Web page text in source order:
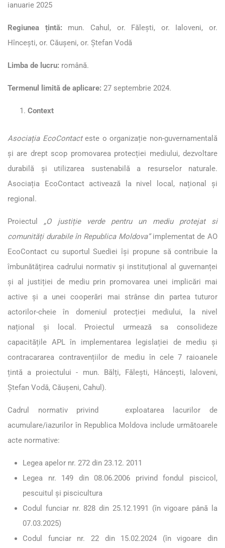
ianuarie 2025
Regiunea țintă: mun. Cahul, or. Fălești, or. Ialoveni, or.
Hîncești, or. Căușeni, or. Ștefan Vodă
Limba de lucru: română.
Termenul limită de aplicare: 27 septembrie 2024.
Context
Asociația EcoContacteste o organizație non-guvernamentală
și are drept scop promovarea protecției mediului, dezvoltare
durabilă și utilizarea sustenabilă a resurselor naturale.
Asociația EcoContact activează la nivel local, național și
regional.
Proiectul „O justiție verde pentru un mediu protejat si
comunități durabile în Republica Moldova”implementat de AO
EcoContact cu suportul Suediei își propune să contribuie la
îmbunătățirea cadrului normativ și instituțional al guvernanței
și al justiției de mediu prin promovarea unei implicări mai
active și a unei cooperări mai strânse din partea tuturor
actorilor-cheie în domeniul protecției mediului, la nivel
național și local. Proiectul urmează sa consolideze
capacitățile APL în implementarea legislației de mediu și
contracararea contravențiilor de mediu în cele 7 raioanele
țintă a proiectului - mun. Bălți, Fălești, Hâncești, Ialoveni,
Ștefan Vodă, Căușeni, Cahul).
Cadrul normativ privind exploatarea lacurilor de
acumulare/iazurilor în Republica Moldova include următoarele
acte normative:
Legea apelor nr. 272 din 23.12. 2011
Legea nr. 149 din 08.06.2006 privind fondul piscicol,
pescuitul și piscicultura
Codul funciar nr. 828 din 25.12.1991 (în vigoare până la
07.03.2025)
Codul funciar nr. 22 din 15.02.2024 (în vigoare din